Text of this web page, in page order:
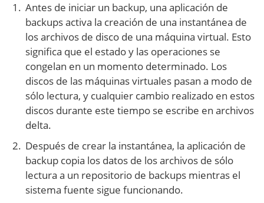
Antes de iniciar un backup, una aplicación de
backups activa la creación de una instantánea de
los archivos de disco de una máquina virtual. Esto
significa que el estado y las operaciones se
congelan en un momento determinado. Los
discos de las máquinas virtuales pasan a modo de
sólo lectura, y cualquier cambio realizado en estos
discos durante este tiempo se escribe en archivos
delta.
Después de crear la instantánea, la aplicación de
backup copia los datos de los archivos de sólo
lectura a un repositorio de backups mientras el
sistema fuente sigue funcionando.